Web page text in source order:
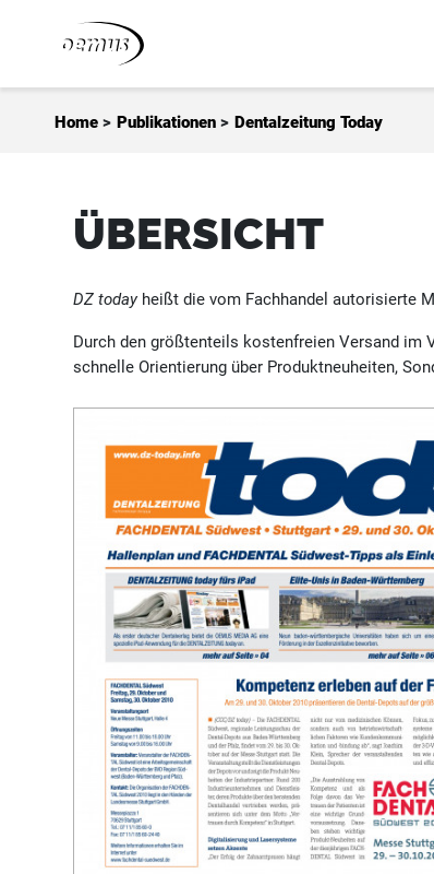
Home > Publikationen > Dentalzeitung Today
ÜBERSICHT
DZ todayheißt die vom Fachhandel autorisierte
Durch den größtenteils kostenfreien Versand im
schnelle Orientierung über Produktneuheiten,